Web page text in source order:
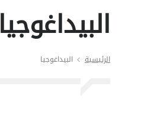
البيداغوجيا
الرئيسية البيداغوجيا